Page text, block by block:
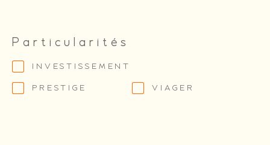
Particularités
INVESTISSEMENT
PRESTIGE VIAGER